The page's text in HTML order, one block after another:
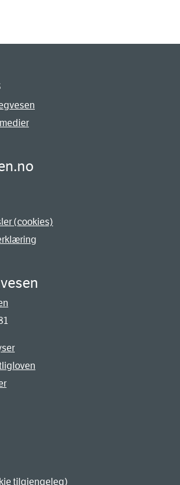
(cookies)
tilgjengeleg)